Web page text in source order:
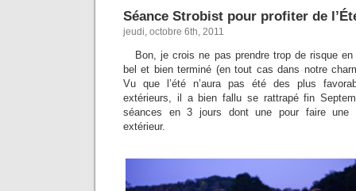
Séance Strobist pour profiter de
jeudi, octobre 6th, 2011
Bon, je crois ne pas prendre trop de risque
bel et bien terminé (en tout cas dans notre
Vu que l’été n’aura pas été des plus
extérieurs, il a bien fallu se rattrapé fin
séances en 3 jours dont une pour faire
extérieur.